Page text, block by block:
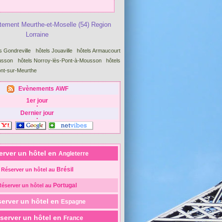
Meurthe-et-Moselle (54) Region
Lorraine
Gondreville hôtels Jouaville
hôtels Armaucourt
hôtels Norroy-lès-Pont-à-Mousson
hôtels
sur-Meurthe
Evènements AWF
1er jour
Dernier jour
un hôtel en Angleterre
Réserver un hôtel au Brésil
un hôtel au Portugal
un hôtel en Espagne
un hôtel en France